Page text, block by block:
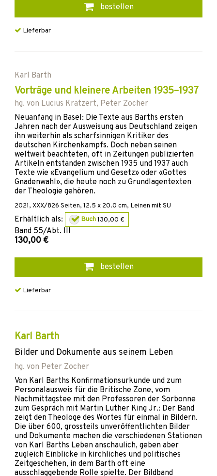
bestellen
Lieferbar
Karl Barth
Vorträge und kleinere Arbeiten 1935–1937
hg. von Lucius Kratzert, Peter Zocher
Neuanfang in Basel: Die Texte aus Barths ersten
Jahren nach der Ausweisung aus Deutschland zeigen
ihn weiterhin als scharfsinnigen Kritiker des
deutschen Kirchenkampfs. Doch neben seinen
weltweit beachteten, oft in Zeitungen publizierten
Artikeln entstanden zwischen 1935 und 1937 auch
Texte wie «Evangelium und Gesetz» oder «Gottes
Gnadenwahl», die heute noch zu Grundlagentexten
der Theologie gehören.
2021, XXX/826 Seiten, 12.5 x 20.0 cm, Leinen mit SU
Erhältlich als: Buch130,00 €
Band 55/Abt. III
130,00 €
bestellen
Lieferbar
Karl Barth
Bilder und Dokumente aus seinem Leben
hg. von Peter Zocher
Von Karl Barths Konfirmationsurkunde und zum
Personalausweis für die Britische Zone, vom
Nachmittagstee mit den Professoren der Sorbonne
zum Gespräch mit Martin Luther King Jr.: Der Band
zeigt den Theologe des Wortes für einmal in Bildern.
Die über 600, grossteils unveröffentlichten Bilder
und Dokumente machen die verschiedenen Stationen
von Karl Barths Leben anschaulich, geben aber
zugleich Einblicke in kirchliches und politisches
Zeitgeschehen, in dem Barth oft eine
ausschlaggebende Rolle spielte. Der Bildband